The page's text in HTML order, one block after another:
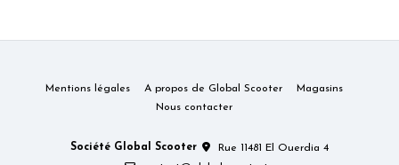
Mentions légales A propos de Global Scooter
Magasins
Nous contacter
Société Global Scooter
Rue 11481 El Ouerdia 4